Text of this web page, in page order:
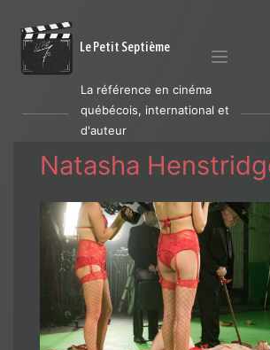
Le Petit Septième
La référence en cinéma
québécois, international et
d'auteur
Natasha